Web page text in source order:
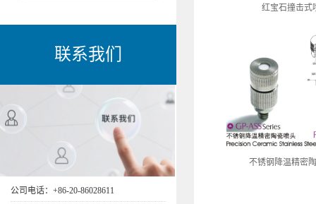
联系我们
公司电话：+86-20-86028611
红宝石撞击式
不锈钢降温精密